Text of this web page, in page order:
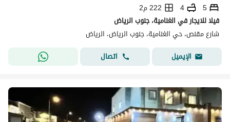
5
4
222 م2
فيلا للايجار في الغنامية، جنوب الرياض
شارع مقنص، حي الغنامية، جنوب الرياض، الرياض
الإيميل
اتصال